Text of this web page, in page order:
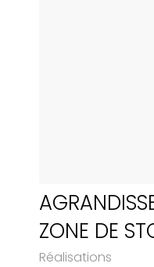
ZONE DE
Réalisations